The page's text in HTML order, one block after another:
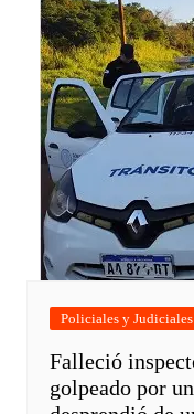
Policiales y Judiciales
Falleció
golpeado por